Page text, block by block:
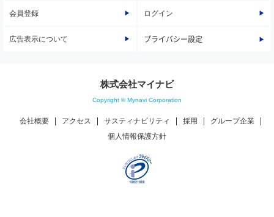
会員登録 ログイン
広告表示について プライバシー設定
株式会社マイナビ
Copyright © Mynavi Corporation
会社概要 アクセス サスティナビリティ 採用
グループ企業
個人情報保護方針